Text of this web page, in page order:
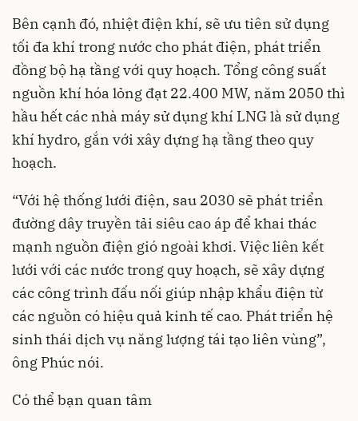
Bên cạnh đó, nhiệt điện khí, sẽ ưu tiên sử dụng
tối đa khí trong nước cho phát điện, phát triển
đồng bộ hạ tầng với quy hoạch. Tổng công suất
nguồn khí hóa lỏng đạt 22.400 MW, năm 2050 thì
hầu hết các nhà máy sử dụng khí LNG là sử dụng
khí hydro, gắn với xây dựng hạ tầng theo quy
hoạch.
“Với hệ thống lưới điện, sau 2030 sẽ phát triển
đường dây truyền tải siêu cao áp để khai thác
mạnh nguồn điện gió ngoài khơi. Việc liên kết
lưới với các nước trong quy hoạch, sẽ xây dựng
các công trình đấu nối giúp nhập khẩu điện từ
các nguồn có hiệu quả kinh tế cao. Phát triển hệ
sinh thái dịch vụ năng lượng tái tạo liên vùng”,
ông Phúc nói.
Có thể bạn quan tâm